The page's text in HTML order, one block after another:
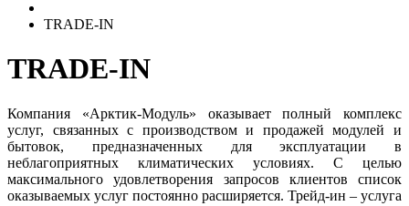
TRADE-IN
TRADE-IN
Компания «Арктик-Модуль» оказывает полный комплекс
услуг, связанных с производством и продажей модулей и
бытовок, предназначенных для эксплуатации в
неблагоприятных климатических условиях. С целью
максимального удовлетворения запросов клиентов список
оказываемых услуг постоянно расширяется. Трейд-ин – услуга